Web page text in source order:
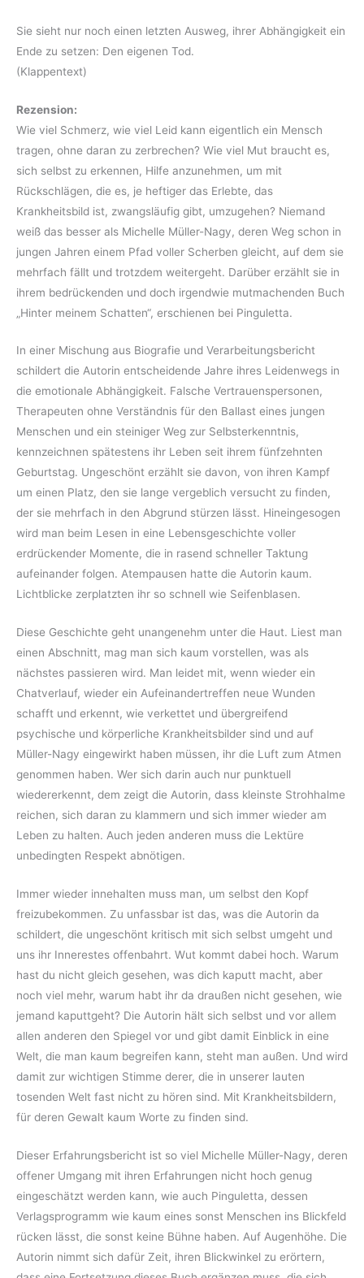
Sie sieht nur noch einen letzten Ausweg, ihrer Abhängigkeit ein
Ende zu setzen: Den eigenen Tod.
(Klappentext)
Rezension:
Wie viel Schmerz, wie viel Leid kann eigentlich ein Mensch
tragen, ohne daran zu zerbrechen? Wie viel Mut braucht es,
sich selbst zu erkennen, Hilfe anzunehmen, um mit
Rückschlägen, die es, je heftiger das Erlebte, das
Krankheitsbild ist, zwangsläufig gibt, umzugehen? Niemand
weiß das besser als Michelle Müller-Nagy, deren Weg schon in
jungen Jahren einem Pfad voller Scherben gleicht, auf dem sie
mehrfach fällt und trotzdem weitergeht. Darüber erzählt sie in
ihrem bedrückenden und doch irgendwie mutmachenden Buch
„Hinter meinem Schatten“, erschienen bei Pinguletta.
In einer Mischung aus Biografie und Verarbeitungsbericht
schildert die Autorin entscheidende Jahre ihres Leidenwegs in
die emotionale Abhängigkeit. Falsche Vertrauenspersonen,
Therapeuten ohne Verständnis für den Ballast eines jungen
Menschen und ein steiniger Weg zur Selbsterkenntnis,
kennzeichnen spätestens ihr Leben seit ihrem fünfzehnten
Geburtstag. Ungeschönt erzählt sie davon, von ihren Kampf
um einen Platz, den sie lange vergeblich versucht zu finden,
der sie mehrfach in den Abgrund stürzen lässt. Hineingesogen
wird man beim Lesen in eine Lebensgeschichte voller
erdrückender Momente, die in rasend schneller Taktung
aufeinander folgen. Atempausen hatte die Autorin kaum.
Lichtblicke zerplatzten ihr so schnell wie Seifenblasen.
Diese Geschichte geht unangenehm unter die Haut. Liest man
einen Abschnitt, mag man sich kaum vorstellen, was als
nächstes passieren wird. Man leidet mit, wenn wieder ein
Chatverlauf, wieder ein Aufeinandertreffen neue Wunden
schafft und erkennt, wie verkettet und übergreifend
psychische und körperliche Krankheitsbilder sind und auf
Müller-Nagy eingewirkt haben müssen, ihr die Luft zum Atmen
genommen haben. Wer sich darin auch nur punktuell
wiedererkennt, dem zeigt die Autorin, dass kleinste Strohhalme
reichen, sich daran zu klammern und sich immer wieder am
Leben zu halten. Auch jeden anderen muss die Lektüre
unbedingten Respekt abnötigen.
Immer wieder innehalten muss man, um selbst den Kopf
freizubekommen. Zu unfassbar ist das, was die Autorin da
schildert, die ungeschönt kritisch mit sich selbst umgeht und
uns ihr Innerestes offenbahrt. Wut kommt dabei hoch. Warum
hast du nicht gleich gesehen, was dich kaputt macht, aber
noch viel mehr, warum habt ihr da draußen nicht gesehen, wie
jemand kaputtgeht? Die Autorin hält sich selbst und vor allem
allen anderen den Spiegel vor und gibt damit Einblick in eine
Welt, die man kaum begreifen kann, steht man außen. Und wird
damit zur wichtigen Stimme derer, die in unserer lauten
tosenden Welt fast nicht zu hören sind. Mit Krankheitsbildern,
für deren Gewalt kaum Worte zu finden sind.
Dieser Erfahrungsbericht ist so viel Michelle Müller-Nagy, deren
offener Umgang mit ihren Erfahrungen nicht hoch genug
eingeschätzt werden kann, wie auch Pinguletta, dessen
Verlagsprogramm wie kaum eines sonst Menschen ins Blickfeld
rücken lässt, die sonst keine Bühne haben. Auf Augenhöhe. Die
Autorin nimmt sich dafür Zeit, ihren Blickwinkel zu erörtern,